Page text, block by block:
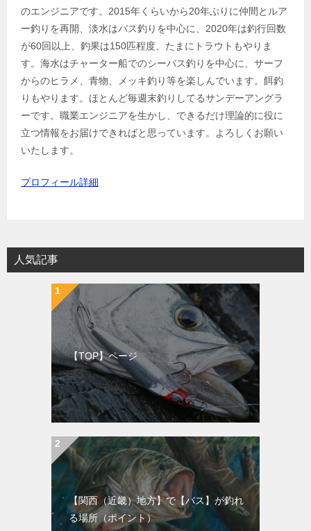
のエンジニアです。2015年くらいから20年ぶりに仲間とルア
ー釣りを再開、淡水はバス釣りを中心に、2020年は釣行回数
が60回以上、釣果は150匹程度、たまにトラウトもやりま
す。海水はチャーター船でのシーバス釣りを中心に、サーフ
からのヒラメ、青物、メッキ釣り等を楽しんでいます。餌釣
りもやります。ほとんど毎週末釣りしてるサンデーアングラ
ーです。職業エンジニアを生かし、できるだけ理論的に役に
立つ情報をお届けできればと思っています。よろしくお願い
いたします。
プロフィール詳細
人気記事
【TOP】ページ
【関西（近畿）地方】で【バス】が釣れ
る場所（ポイント）